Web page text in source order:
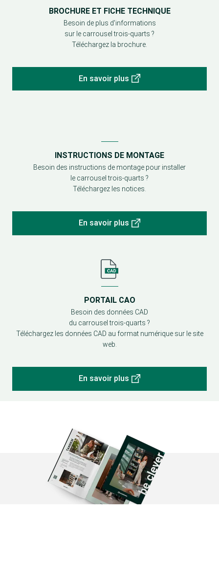
BROCHURE ET FICHE TECHNIQUE
Besoin de plus d'informations
sur le carrousel trois-quarts ?
Téléchargez la brochure.
En savoir plus
INSTRUCTIONS DE MONTAGE
Besoin des instructions de montage pour installer
le carrousel trois-quarts ?
Téléchargez les notices.
En savoir plus
PORTAIL CAO
Besoin des données CAD
du carrousel trois-quarts ?
Téléchargez les données CAD au format numérique sur le site
web.
En savoir plus